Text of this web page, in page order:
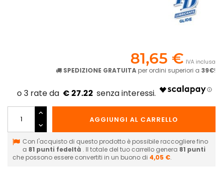
81,65 € IVA inclusa
SPEDIZIONE GRATUITA per ordini superiori a 39€!
€ 27.22
AGGIUNGI AL CARRELLO
Con l'acquisto di questo prodotto è possibile raccogliere fino
a 81 punti fedeltà . Il totale del tuo carrello genera 81 punti
che possono essere convertiti in un buono di 4,05 €.